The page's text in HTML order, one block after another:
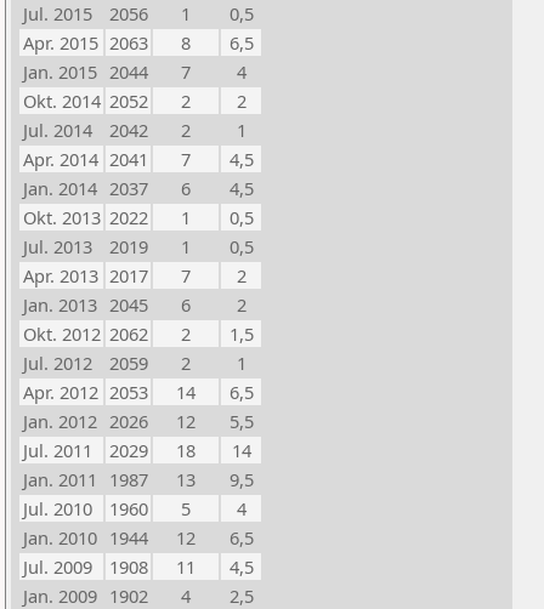
Jul. 2015
2056 1
0,5
Apr. 2015 2063 8
6,5
Jan. 2015 2044 7
4
Okt. 2014 2052 2
2
Jul. 2014
2042 2
1
Apr. 2014 2041 7
4,5
Jan. 2014 2037 6
4,5
Okt. 2013 2022 1
0,5
Jul. 2013
2019 1
0,5
Apr. 2013 2017 7
2
Jan. 2013 2045 6
2
Okt. 2012 2062 2
1,5
Jul. 2012
2059 2
1
Apr. 2012 2053 14
6,5
Jan. 2012 2026 12
5,5
Jul. 2011
2029 18
14
Jan. 2011
1987 13
9,5
Jul. 2010
1960 5
4
Jan. 2010 1944 12
6,5
Jul. 2009
1908 11
4,5
Jan. 2009 1902 4
2,5